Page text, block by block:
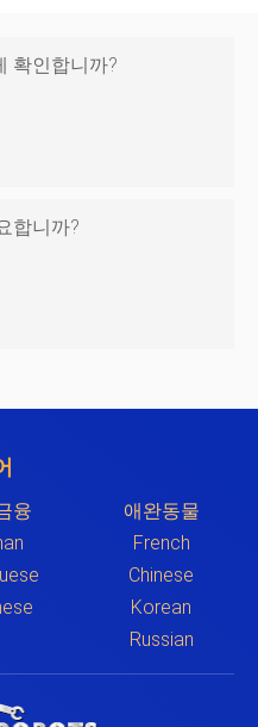
확인합니까?
합니까?
융
애완동물
French
Chinese
Korean
Russian